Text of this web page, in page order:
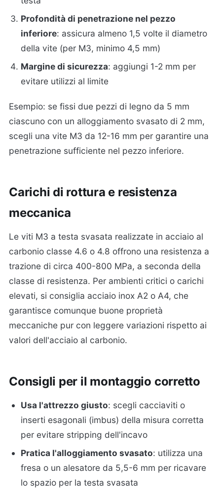
Profondità di penetrazione nel pezzo
inferiore: assicura almeno 1,5 volte il diametro
della vite (per M3, minimo 4,5 mm)
Margine di sicurezza: aggiungi 1-2 mm per
evitare utilizzi al limite
Esempio: se fissi due pezzi di legno da 5 mm
ciascuno con un alloggiamento svasato di 2 mm,
scegli una vite M3 da 12-16 mm per garantire una
penetrazione sufficiente nel pezzo inferiore.
Carichi di rottura e resistenza
meccanica
Le viti M3 a testa svasata realizzate in acciaio al
carbonio classe 4.6 o 4.8 offrono una resistenza a
trazione di circa 400-800 MPa, a seconda della
classe di resistenza. Per ambienti critici o carichi
elevati, si consiglia acciaio inox A2 o A4, che
garantisce comunque buone proprietà
meccaniche pur con leggere variazioni rispetto ai
valori dell'acciaio al carbonio.
Consigli per il montaggio corretto
Usa l'attrezzo giusto: scegli cacciaviti o
inserti esagonali (imbus) della misura corretta
per evitare stripping dell'incavo
Pratica l'alloggiamento svasato: utilizza una
fresa o un alesatore da 5,5-6 mm per ricavare
lo spazio per la testa svasata